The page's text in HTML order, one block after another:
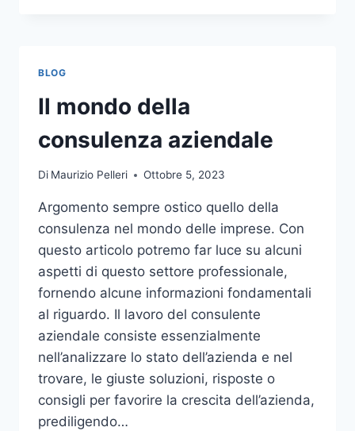
PER
L’ARREDO
GIARDINO
BLOG
Il mondo della
consulenza aziendale
Di Maurizio Pelleri Ottobre 5, 2023
Argomento sempre ostico quello della
consulenza nel mondo delle imprese. Con
questo articolo potremo far luce su alcuni
aspetti di questo settore professionale,
fornendo alcune informazioni fondamentali
al riguardo. Il lavoro del consulente
aziendale consiste essenzialmente
nell’analizzare lo stato dell’azienda e nel
trovare, le giuste soluzioni, risposte o
consigli per favorire la crescita dell’azienda,
prediligendo…